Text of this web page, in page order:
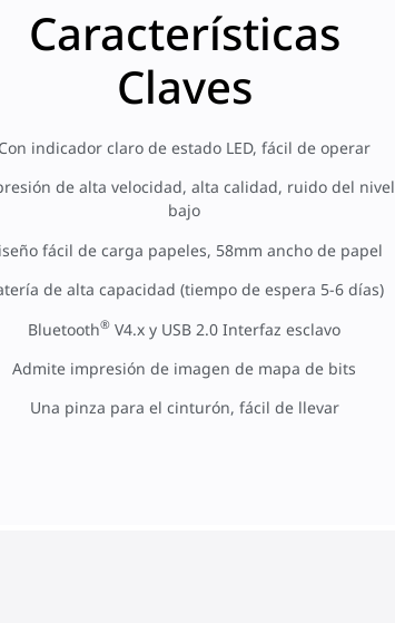
Características
Claves
Con indicador claro de estado LED, fácil de operar
de alta velocidad, alta calidad, ruido del nivel
bajo
fácil de carga papeles, 58mm ancho de papel
de alta capacidad (tiempo de espera 5-6 días)
Bluetooth® V4.x y USB 2.0 Interfaz esclavo
Admite impresión de imagen de mapa de bits
Una pinza para el cinturón, fácil de llevar